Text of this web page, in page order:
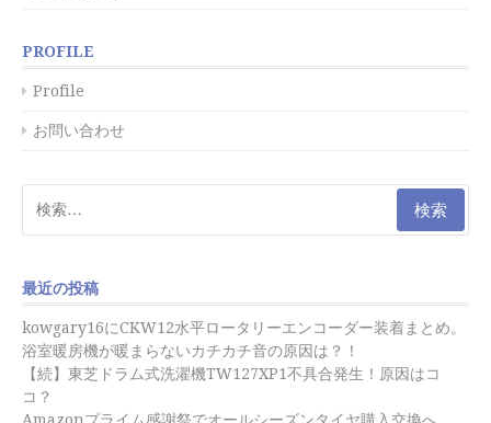
PROFILE
Profile
お問い合わせ
索:
最近の投稿
kowgary16にCKW12水平ロータリーエンコーダー装着まとめ。
浴室暖房機が暖まらないカチカチ音の原因は？！
【続】東芝ドラム式洗濯機TW127XP1不具合発生！原因はコ
コ？